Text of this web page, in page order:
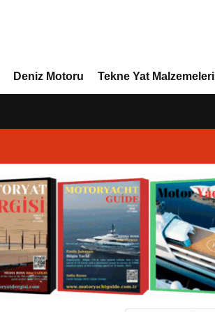
Deniz Motoru Tekne Yat Malzemeleri